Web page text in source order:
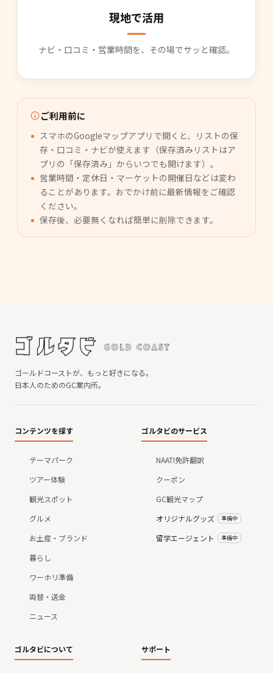
現地で活用
ナビ・口コミ・営業時間を、その場でサッと確認。
ご利用前に
スマホのGoogleマップアプリで開くと、リストの保
存・口コミ・ナビが使えます（保存済みリストはア
プリの「保存済み」からいつでも開けます）。
営業時間・定休日・マーケットの開催日などは変わ
ることがあります。おでかけ前に最新情報をご確認
ください。
保存後、必要無くなれば簡単に削除できます。
ゴールドコーストが、もっと好きになる。
日本人のためのGC案内所。
コンテンツを探す
テーマパーク
ツアー体験
観光スポット
グルメ
お土産・ブランド
暮らし
ワーホリ準備
両替・送金
ニュース
ゴルタビのサービス
NAATI免許翻訳
クーポン
GC観光マップ
オリジナルグッズ
準備中
留学エージェント 準備中
ゴルタビについて サポート